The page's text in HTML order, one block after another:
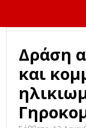
Δράση
και